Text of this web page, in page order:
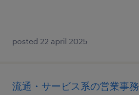
posted 22 april 2025
流通・サービス系の営業事務